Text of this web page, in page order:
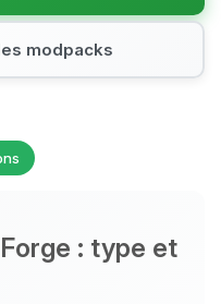
modpacks
: type et